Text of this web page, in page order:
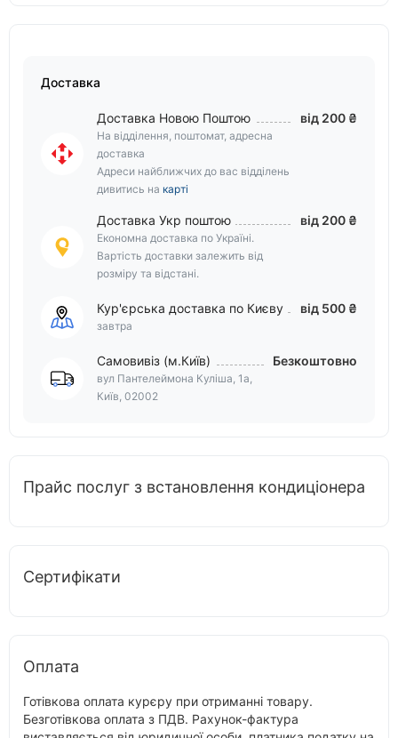
Доставка
Доставка Новою Поштою
На відділення, поштомат, адресна
доставка
Адреси найближчих до вас відділень
дивитись на карті
від 200 ₴
Доставка Укр поштою
Економна доставка по Україні.
Вартість доставки залежить від
розміру та відстані.
від 200 ₴
Кур'єрська доставка по Києву
завтра
від 500 ₴
Самовивіз (м.Київ)
вул Пантелеймона Куліша, 1а,
Київ, 02002
Безкоштовно
Прайс послуг з встановлення кондиціонера
Сертифікати
Оплата
Готівкова оплата курєру при отриманні товару.
Безготівкова оплата з ПДВ. Рахунок-фактура